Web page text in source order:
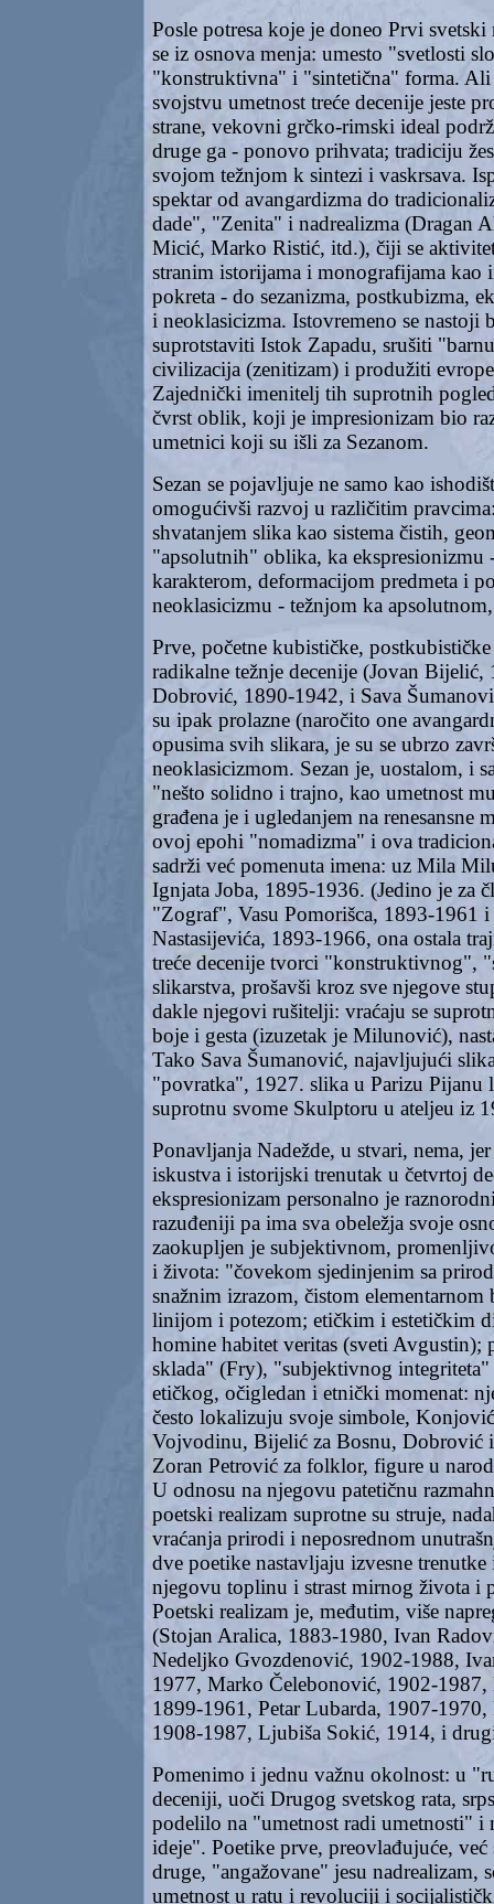
Posle potresa koje je doneo Prvi
se iz osnova menja: umesto "svetlosti
"konstruktivna" i "sintetična" forma. Ali
svojstvu umetnost treće decenije jeste
strane, vekovni grčko-rimski ideal
druge ga - ponovo prihvata; tradiciju
svojom težnjom k sintezi i vaskrsava.
spektar od avangardizma do
dade", "Zenita" i nadrealizma (Dragan
Micić, Marko Ristić, itd.), čiji se
stranim istorijama i monografijama kao
pokreta - do sezanizma, postkubizma,
i neoklasicizma. Istovremeno se nastoji
suprotstaviti Istok Zapadu, srušiti
civilizacija (zenitizam) i produžiti
Zajednički imenitelj tih suprotnih
čvrst oblik, koji je impresionizam bio
umetnici koji su išli za Sezanom.
Sezan se pojavljuje ne samo kao
omogućivši razvoj u različitim
shvatanjem slika kao sistema čistih,
"apsolutnih" oblika, ka ekspresionizmu
karakterom, deformacijom predmeta i
neoklasicizmu - težnjom ka
Prve, početne kubističke,
radikalne težnje decenije (Jovan Bijelić,
Dobrović, 1890-1942, i Sava
su ipak prolazne (naročito one
opusima svih slikara, je su se ubrzo
neoklasicizmom. Sezan je, uostalom, i
"nešto solidno i trajno, kao umetnost
građena je i ugledanjem na renesansne
ovoj epohi "nomadizma" i ova
sadrži već pomenuta imena: uz Mila
Ignjata Joba, 1895-1936. (Jedino je za
"Zograf", Vasu Pomorišca, 1893-1961
Nastasijevića, 1893-1966, ona ostala
treće decenije tvorci "konstruktivnog",
slikarstva, prošavši kroz sve njegove
dakle njegovi rušitelji: vraćaju se
boje i gesta (izuzetak je Milunović),
Tako Sava Šumanović, najavljujući
"povratka", 1927. slika u Parizu Pijanu
suprotnu svome Skulptoru u ateljeu iz
Ponavljanja Nadežde, u stvari, nema,
iskustva i istorijski trenutak u četvrtoj
ekspresionizam personalno je
razuđeniji pa ima sva obeležja svoje
zaokupljen je subjektivnom,
i života: "čovekom sjedinjenim sa
snažnim izrazom, čistom
linijom i potezom; etičkim i estetičkim
homine habitet veritas (sveti Avgustin);
sklada" (Fry), "subjektivnog
etičkog, očigledan i etnički momenat:
često lokalizuju svoje simbole,
Vojvodinu, Bijelić za Bosnu, Dobrović
Zoran Petrović za folklor, figure u
U odnosu na njegovu patetičnu
poetski realizam suprotne su struje,
vraćanja prirodi i neposrednom
dve poetike nastavljaju izvesne
njegovu toplinu i strast mirnog života i
Poetski realizam je, međutim, više
(Stojan Aralica, 1883-1980, Ivan
Nedeljko Gvozdenović, 1902-1988,
1977, Marko Čelebonović, 1902-1987,
1899-1961, Petar Lubarda, 1907-
1908-1987, Ljubiša Sokić, 1914, i
Pomenimo i jednu važnu okolnost: u
deceniji, uoči Drugog svetskog rata,
podelilo na "umetnost radi umetnosti" i
ideje". Poetike prve, preovlađujuće,
druge, "angažovane" jesu nadrealizam,
umetnost u ratu i revoluciji i